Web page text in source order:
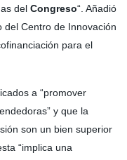
del Congreso“. Añadió
Centro de Innovación
para el
a “promover
y que la
son un bien superior
“implica una